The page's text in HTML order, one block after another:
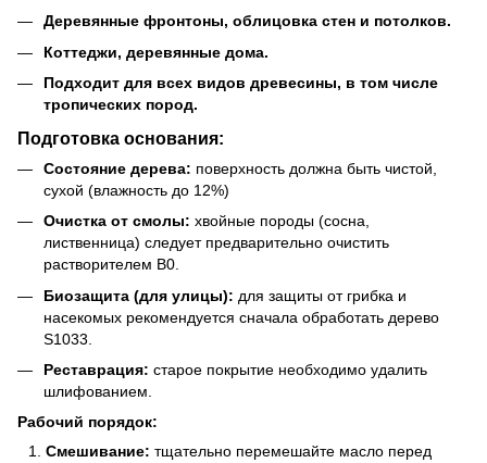
Деревянные фронтоны, облицовка стен и потолков.
Коттеджи, деревянные дома.
Подходит для всех видов древесины, в том числе
тропических пород.
Подготовка основания:
Состояние дерева: поверхность должна быть чистой,
сухой (влажность до 12%)
Очистка от смолы: хвойные породы (сосна,
лиственница) следует предварительно очистить
растворителем B0.
Биозащита (для улицы): для защиты от грибка и
насекомых рекомендуется сначала обработать дерево
S1033.
Реставрация: старое покрытие необходимо удалить
шлифованием.
Рабочий порядок:
Смешивание: тщательно перемешайте масло перед